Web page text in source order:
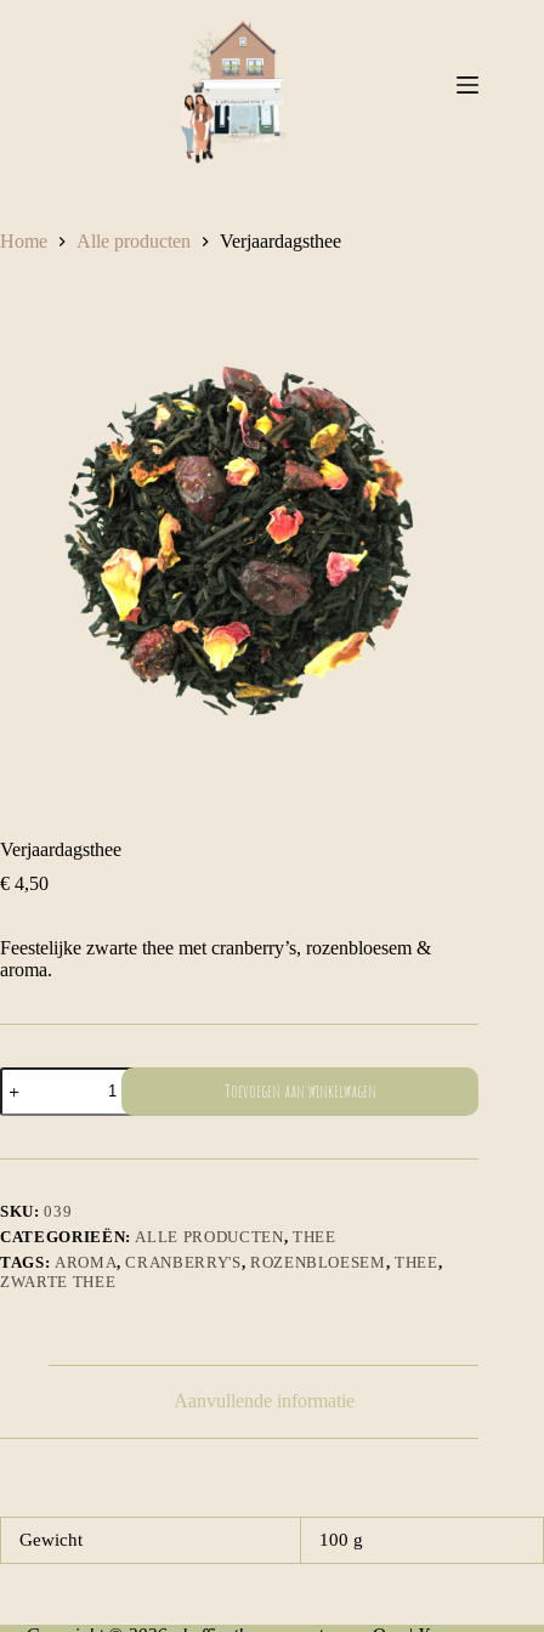
Home Alle producten Verjaardagsthee
Verjaardagsthee
€ 4,50
Feestelijke zwarte thee met cranberry’s, rozenbloesem &
aroma.
Verjaardagsthee
aantal
Toevoegen aan winkelwagen
SKU:039
CATEGORIEËN: ALLE PRODUCTEN, THEE
TAGS: AROMA,CRANBERRY'S, ROZENBLOESEM,THEE,
ZWARTE THEE
Aanvullende informatie
Gewicht 100 g